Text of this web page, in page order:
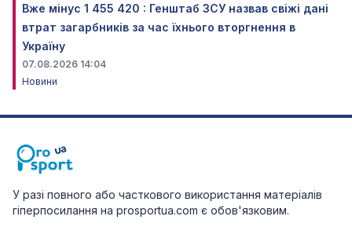
Вже мінус 1 455 420 : Генштаб ЗСУ назвав свіжі дані
втрат загарбників за час їхнього вторгнення в
Україну
07.08.2026 14:04
Новини
У разі повного або часткового використання матеріалів
гіперпосилання на prosportua.com є обов'язковим.